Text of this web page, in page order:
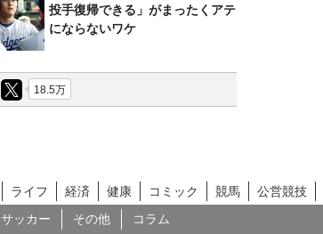
投手復帰できる」がまったくアテ
にならないワケ
18.5万
ライフ 経済 健康 コミック 競馬 公営競技
サッカー その他 コラム